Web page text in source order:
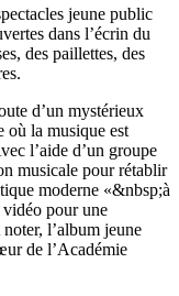
jeune public
dans l’écrin du
des paillettes, des
d’un mystérieux
où la musique est
l’aide d’un groupe
musicale pour rétablir
moderne «&nbsp;à
pour une
l’album jeune
de l’Académie